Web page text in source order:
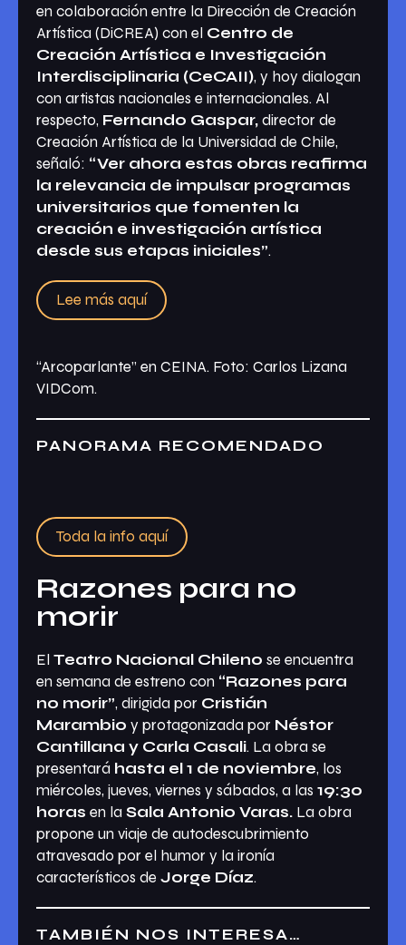
en colaboración entre la Dirección de Creación
Artística (DiCREA) con el Centro de
Creación Artística e Investigación
Interdisciplinaria (CeCAII), y hoy dialogan
con artistas nacionales e internacionales. Al
respecto, Fernando Gaspar,director de
Creación Artística de la Universidad de Chile,
señaló: “Ver ahora estas obras reafirma
la relevancia de impulsar programas
universitarios que fomenten la
creación e investigación artística
desde sus etapas iniciales”.
Lee más aquí
“Arcoparlante” en CEINA. Foto: Carlos Lizana
VIDCom.
PANORAMA RECOMENDADO
Toda la info aquí
Razones para no
morir
El Teatro Nacional Chileno se encuentra
en semana de estreno con “Razones para
no morir”, dirigida por Cristián
Marambio y protagonizada por Néstor
Cantillana y Carla Casali. La obra se
presentará hasta el 1 de noviembre, los
miércoles, jueves, viernes y sábados, a las 19:30
horas en la Sala Antonio Varas. La obra
propone un viaje de autodescubrimiento
atravesado por el humor y la ironía
característicos de Jorge Díaz.
TAMBIÉN NOS INTERESA…